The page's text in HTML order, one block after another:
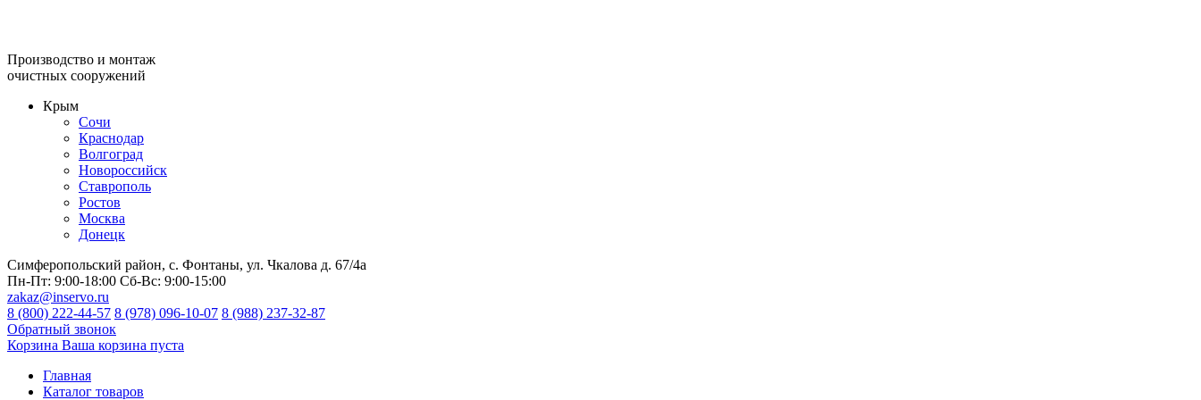
Производство и монтаж
очистных сооружений
Крым
Сочи
Краснодар
Волгоград
Новороссийск
Ставрополь
Ростов
Москва
Донецк
Симферопольский район, с. Фонтаны, ул. Чкалова д. 67/4а
Пн-Пт: 9:00-18:00 Сб-Вс: 9:00-15:00
zakaz@inservo.ru
8 (800) 222-44-57 8 (978) 096-10-07 8 (988) 237-32-87
Обратный звонок
Корзина Ваша корзина пуста
Главная
Каталог товаров